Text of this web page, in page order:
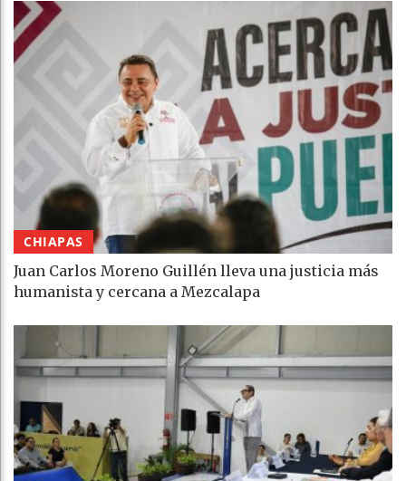
CHIAPAS
Juan Carlos Moreno Guillén lleva una justicia más
humanista y cercana a Mezcalapa